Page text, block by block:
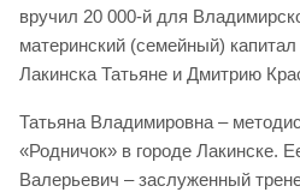
вручил 20 000-й для
материнский (семейный) капитал
Лакинска Татьяне и Дмитрию
Татьяна Владимировна –
«Родничок» в городе Лакинске.
Валерьевич – заслуженный